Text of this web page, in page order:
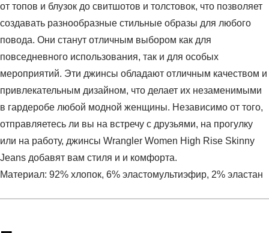
от топов и блузок до свитшотов и толстовок, что позволяет
создавать разнообразные стильные образы для любого
повода. Они станут отличным выбором как для
повседневного использования, так и для особых
мероприятий. Эти джинсы обладают отличным качеством и
привлекательным дизайном, что делает их незаменимыми
в гардеробе любой модной женщины. Независимо от того,
отправляетесь ли вы на встречу с друзьями, на прогулку
или на работу, джинсы Wrangler Women High Rise Skinny
Jeans добавят вам стиля и и комфорта.
Материал: 92% хлопок, 6% эластомультиэфир, 2% эластан